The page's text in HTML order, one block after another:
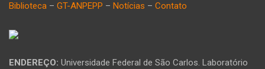
Biblioteca – GT-ANPEPP – Notícias – Contato
ENDEREÇO: Universidade Federal de São Carlos. Laboratório